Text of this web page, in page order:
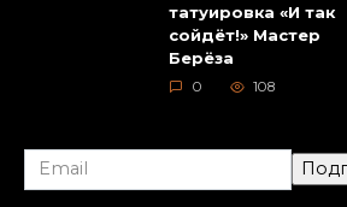
татуировка «И так
сойдёт!» Мастер
Берёза
0 108